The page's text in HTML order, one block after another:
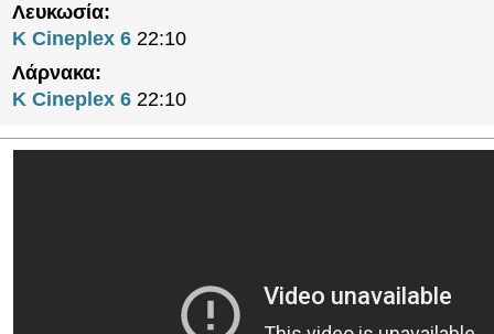
Λευκωσία:
K Cineplex 6 22:10
Λάρνακα:
K Cineplex 6 22:10